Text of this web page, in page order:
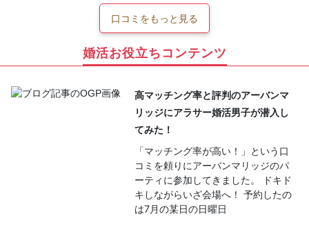
口コミをもっと見る
婚活お役立ちコンテンツ
高マッチング率と評判のアーバンマ
リッジにアラサー婚活男子が潜入し
てみた！
「マッチング率が高い！」という口
コミを頼りにアーバンマリッジのパ
ーティに参加してきました。 ドキド
キしながらいざ会場へ！ 予約したの
は7月の某日の日曜日